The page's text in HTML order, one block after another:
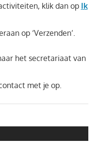
klik dan op Ik
op ‘Verzenden’.
het secretariaat van
met je op.